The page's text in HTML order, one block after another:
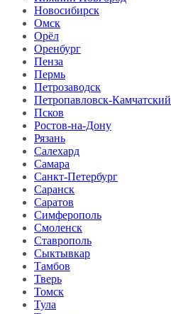
Новосибирск
Омск
Орёл
Оренбург
Пенза
Пермь
Петрозаводск
Петропавловск-Камчатский
Псков
Ростов-на-Дону
Рязань
Салехард
Самара
Санкт-Петербург
Саранск
Саратов
Симферополь
Смоленск
Ставрополь
Сыктывкар
Тамбов
Тверь
Томск
Тула